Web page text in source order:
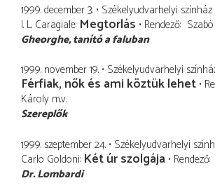
1999. december 3. Székelyudvarhelyi színház
I. L. Caragiale Megtorlás Rendező
Gheorghe tanító a faluban
1999. november 19. Székelyudvarhelyi
Férfiak, nők és ami köztük lehet
Károly m.v.
Szereplők
1999. szeptember 24. Székelyudvarhelyi
Carlo Goldoni Két úr szolgája Rendező
Dr. Lombardi